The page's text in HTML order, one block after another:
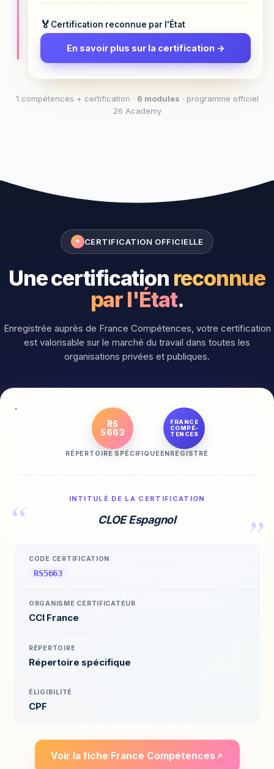
Certification reconnue par l'État
En savoir plus sur la certification →
1 compétences + certification · 6 modules · programme officiel
26 Academy
✦ CERTIFICATION OFFICIELLE
Une certification reconnue
par l'État.
Enregistrée auprès de France Compétences, votre certification
est valorisable sur le marché du travail dans toutes les
organisations privées et publiques.
RS
5663
RÉPERTOIRE SPÉCIFIQUE
FRANCE
COMPÉ-
TENCES
ENREGISTRÉ
INTITULÉ DE LA CERTIFICATION
CLOE Espagnol
CODE CERTIFICATION
RS5663
ORGANISME CERTIFICATEUR
CCI France
RÉPERTOIRE
Répertoire spécifique
ÉLIGIBILITÉ
CPF
Voir la fiche France Compétences